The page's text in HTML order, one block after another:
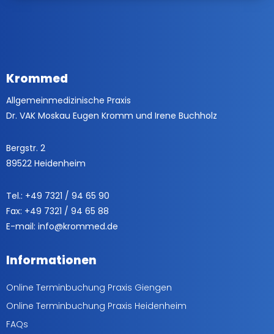
Krommed
Allgemeinmedizinische Praxis
Dr. VAK Moskau Eugen Kromm und Irene Buchholz
Bergstr. 2
89522 Heidenheim
Tel.: +49 7321 / 94 65 90
Fax: +49 7321 / 94 65 88
E-mail: info@krommed.de
Informationen
Online Terminbuchung Praxis Giengen
Online Terminbuchung Praxis Heidenheim
FAQs